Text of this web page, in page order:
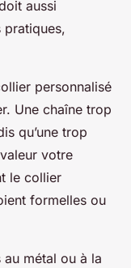
aussi
pratiques,
personnalisé
Une chaîne trop
qu’une trop
votre
le collier
formelles ou
métal ou à la